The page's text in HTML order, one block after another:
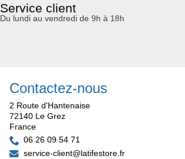
Service client
Du lundi au vendredi de 9h à 18h
Contactez-nous
2 Route d'Hantenaise
72140 Le Grez
France
06 26 09 54 71
service-client@latifestore.fr